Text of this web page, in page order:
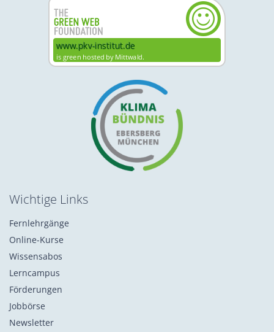
Wichtige Links
Fernlehrgänge
Online-Kurse
Wissensabos
Lerncampus
Förderungen
Jobbörse
Newsletter